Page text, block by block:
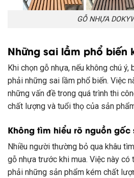
GỖ NHỰA
Những sai lầm phổ biến
Khi chọn gỗ nhựa, nếu không chú
phải những sai lầm phổ biến. Việc
những vấn đề trong quá trình thi
chất lượng và tuổi thọ của sản
Không tìm hiểu rõ nguồn gốc
Nhiều người thường bỏ qua khâu
gỗ nhựa trước khi mua. Việc này có
phải những sản phẩm kém chất